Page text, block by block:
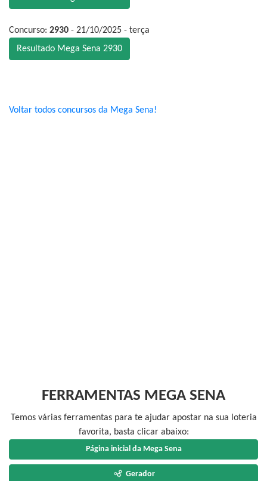
Concurso: 2930 - 21/10/2025 - terça
Resultado Mega Sena 2930
Voltar todos concursos da Mega Sena!
FERRAMENTAS MEGA SENA
Temos várias ferramentas para te ajudar apostar na sua loteria
favorita, basta clicar abaixo:
Página inicial da Mega Sena
Gerador